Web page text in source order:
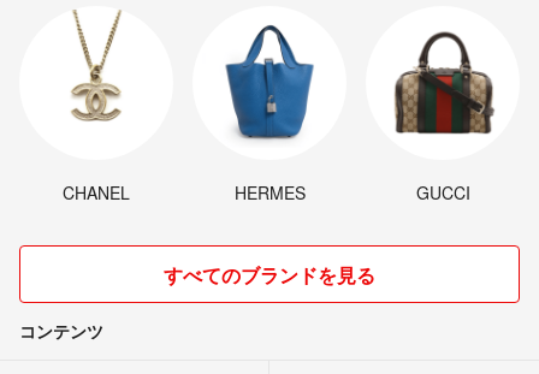
CHANEL HERMES GUCCI
すべてのブランドを見る
コンテンツ